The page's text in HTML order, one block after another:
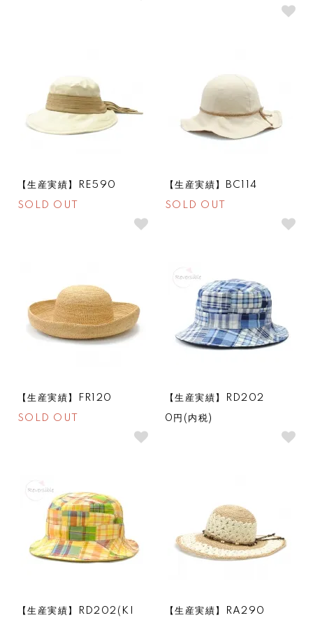
【生産実績】RE590
SOLD OUT
【生産実績】BC114
SOLD OUT
【生産実績】FR120
SOLD OUT
【生産実績】RD202
0円(内税)
【生産実績】RD202(KI
【生産実績】RA290